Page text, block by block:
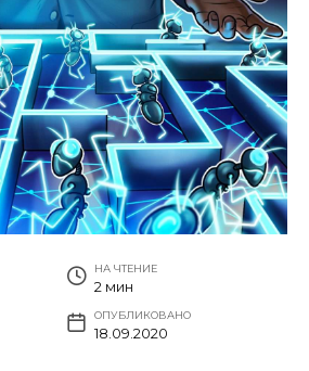
НА ЧТЕНИЕ
2 мин
ОПУБЛИКОВАНО
18.09.2020